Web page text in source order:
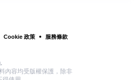
Cookie 政策
服務條款
.
內容均受版權保護，除非